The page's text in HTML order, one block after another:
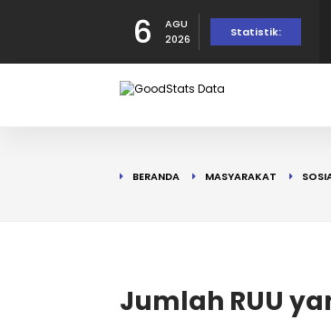
6
AGU
2026
Statistik:
BERANDA MASYARAKAT
Jumlah RUU